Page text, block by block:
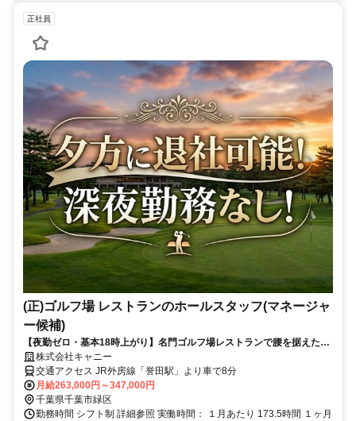
正社員
(正)ゴルフ場 レストランのホールスタッフ(マネージャ
ー候補)
【夜勤ゼロ・基本18時上がり】名門ゴルフ場レストランで腰を据えた働
き方を。 グレードコースを運営／将来はマネージャーへ・40〜50代の
転職も歓迎
株式会社キャニー
交通アクセス JR外房線「誉田駅」より車で8分
月給263,000円～347,000円
千葉県千葉市緑区
勤務時間 シフト制 詳細参照 実働時間： １月あたり 173.5時間 １ヶ月